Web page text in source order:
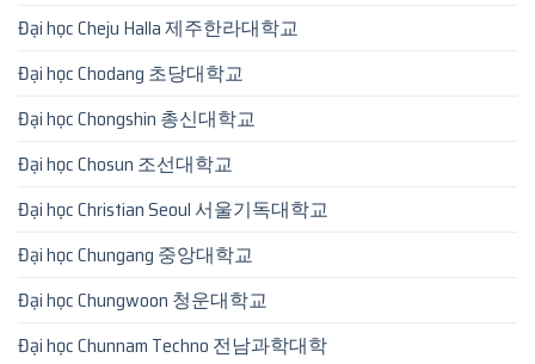
Đại học Cheju Halla 제주한라대학교
Đại học Chodang 초당대학교
Đại học Chongshin 총신대학교
Đại học Chosun 조선대학교
Đại học Christian Seoul 서울기독대학교
Đại học Chungang 중앙대학교
Đại học Chungwoon 청운대학교
Đại học Chunnam Techno 전남과학대학